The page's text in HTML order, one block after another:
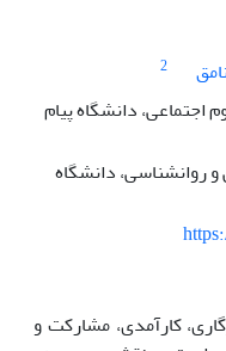
2
دانشگاه پیام
روانشناسی، دانشگاه
کارآمدی، مشارکت و